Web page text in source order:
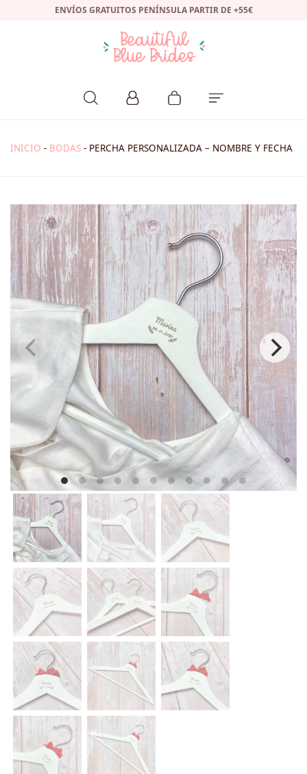
ENVÍOS GRATUITOS PENÍNSULA PARTIR DE +55€
INICIO - BODAS - PERCHA PERSONALIZADA – NOMBRE Y FECHA